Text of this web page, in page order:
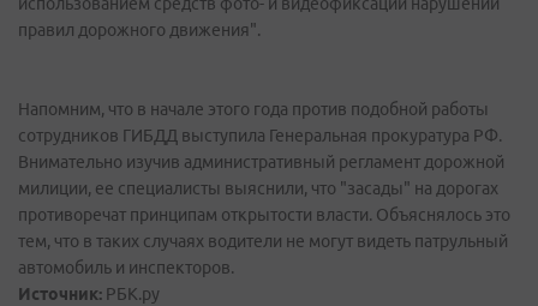
правил дорожного движения".
Напомним, что в начале этого года против подобной работы
сотрудников ГИБДД выступила Генеральная прокуратура РФ.
Внимательно изучив административный регламент дорожной
милиции, ее специалисты выяснили, что "засады" на дорогах
противоречат принципам открытости власти. Объяснялось это
тем, что в таких случаях водители не могут видеть патрульный
автомобиль и инспекторов.
Источник: РБК.ру